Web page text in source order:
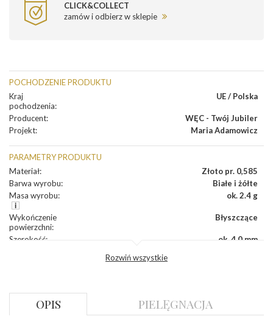
CLICK&COLLECT
zamów i odbierz w sklepie
POCHODZENIE PRODUKTU
Kraj
pochodzenia:
UE / Polska
Producent:
WĘC - Twój Jubiler
Projekt: Maria Adamowicz
PARAMETRY PRODUKTU
Materiał:
Złoto pr. 0,585
Barwa wyrobu:
Białe i żółte
Masa wyrobu: ok. 2.4 g
Wykończenie
powierzchni:
Błyszczące
Szerokość:
ok. 4,0 mm
:
Szlif
Brylantowy okrągły
Rozwiń wszystkie
OPIS PIELĘGNACJA